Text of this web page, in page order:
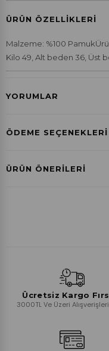
ÜRÜN ÖZELLIKLERI
Malzeme: %100
Kilo 49, Alt beden 36, Üst
YORUMLAR
ÖDEME SEÇENEKLERI
Havale ile Ödeme
ÜRÜN ÖNERILERI
Ücretsiz Kargo
3000TL Ve Üzeri